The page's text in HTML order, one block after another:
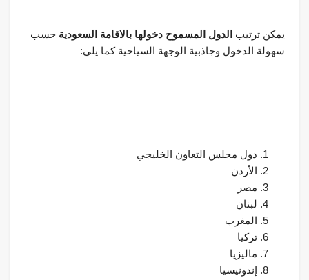
يمكن ترتيب الدول المسموح دخولها بالاقامة السعودية حسب
سهولة الدخول وجاذبية الوجهة السياحية كما يلي:
دول مجلس التعاون الخليجي
الأردن
مصر
لبنان
المغرب
تركيا
ماليزيا
إندونيسيا